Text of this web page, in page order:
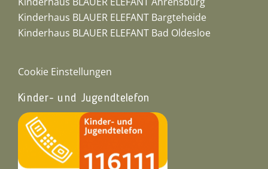
Kinderhaus BLAUER ELEFANT Bargteheide
Kinderhaus BLAUER ELEFANT Bad Oldesloe
Cookie Einstellungen
Kinder- und Jugendtelefon